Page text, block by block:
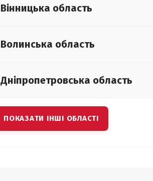
Вінницька область
Волинська область
Дніпропетровська область
ПОКАЗАТИ ІНШІ ОБЛАСТІ